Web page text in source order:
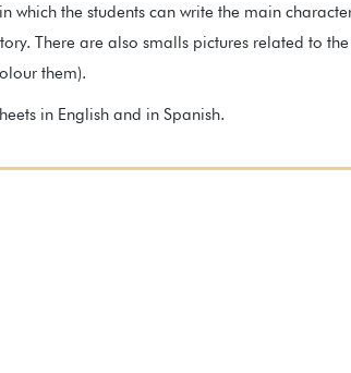
which the students can write the main
There are also smalls pictures related to
them).
in English and in Spanish.